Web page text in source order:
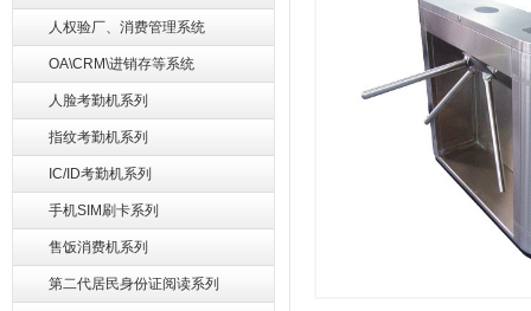
人权验厂、消费管理系统
OA\CRM\进销存等系统
人脸考勤机系列
指纹考勤机系列
IC/ID考勤机系列
手机SIM刷卡系列
售饭消费机系列
第二代居民身份证阅读系列